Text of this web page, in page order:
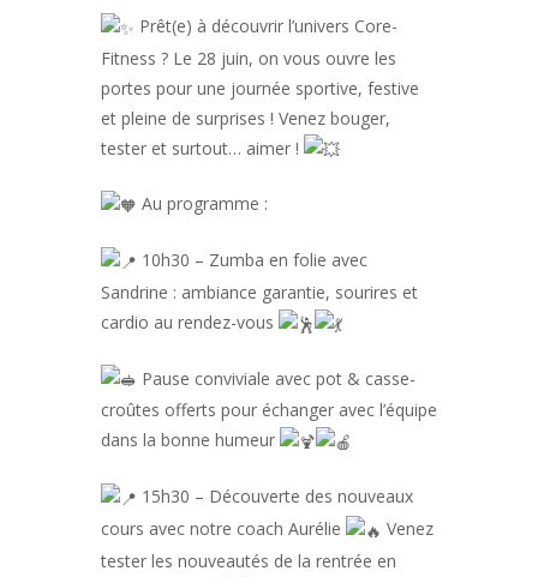
Prêt(e) à découvrir l’univers Core-
Fitness ? Le 28 juin, on vous ouvre les
portes pour une journée sportive, festive
et pleine de surprises ! Venez bouger,
tester et surtout… aimer !
Au programme :
10h30 – Zumba en folie avec
Sandrine : ambiance garantie, sourires et
cardio au rendez-vous
Pause conviviale avec pot & casse-
croûtes offerts pour échanger avec l’équipe
dans la bonne humeur
15h30 – Découverte des nouveaux
cours avec notre coach Aurélie
Venez
tester les nouveautés de la rentrée en